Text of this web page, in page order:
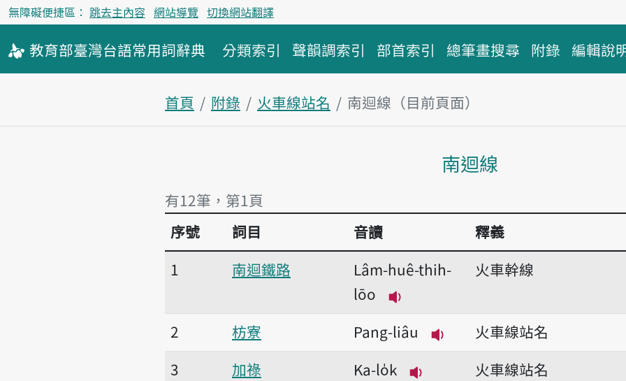
無障礙便捷區： 跳去主內容 網站導覽 切換網站翻譯
教育部臺灣台語常用詞辭典 分類索引 聲韻調索引 部首索引 總筆畫搜尋 附錄 編輯說
首頁 附錄 火車線站名
南迴線（目前頁面）
南迴線
有12筆，第1頁
有12筆，第1頁
序號 詞目 音讀
釋義
1
南迴鐵路
Lâm-huê-thih-
lōo
播放音讀Lâm-huê-thih-lōo
火車幹線
2 枋寮
Pang-liâu
播放音讀Pang-liâu
火車線站名
3
加祿
Ka-lo̍k
火車線站名